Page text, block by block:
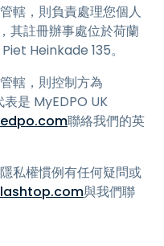
轄，則負責處理您個人
其註冊辦事處位於荷蘭
Heinkade 135。
轄，則控制方為
是 MyEDPO UK
聯絡我們的英
私權慣例有任何疑問或
與我們聯